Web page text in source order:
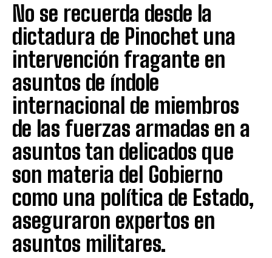
No se recuerda desde la
dictadura de Pinochet una
intervención fragante en
asuntos de índole
internacional de miembros
de las fuerzas armadas en a
asuntos tan delicados que
son materia del Gobierno
como una política de Estado,
aseguraron expertos en
asuntos militares.